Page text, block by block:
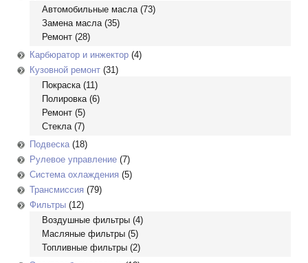
Автомобильные масла(73)
Замена масла(35)
Ремонт (28)
Карбюратор и инжектор (4)
Кузовной ремонт (31)
Покраска(11)
Полировка(6)
Ремонт (5)
Стекла(7)
Подвеска(18)
Рулевое управление (7)
Система охлаждения (5)
Трансмиссия (79)
Фильтры (12)
Воздушные фильтры (4)
Масляные фильтры (5)
Топливные фильтры (2)